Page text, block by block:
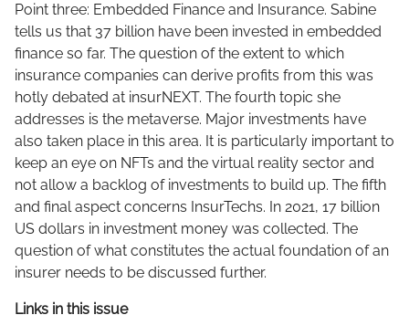
Point three: Embedded Finance and Insurance. Sabine
tells us that 37 billion have been invested in embedded
finance so far. The question of the extent to which
insurance companies can derive profits from this was
hotly debated at insurNEXT. The fourth topic she
addresses is the metaverse. Major investments have
also taken place in this area. It is particularly important to
keep an eye on NFTs and the virtual reality sector and
not allow a backlog of investments to build up. The fifth
and final aspect concerns InsurTechs. In 2021, 17 billion
US dollars in investment money was collected. The
question of what constitutes the actual foundation of an
insurer needs to be discussed further.
Links in this issue